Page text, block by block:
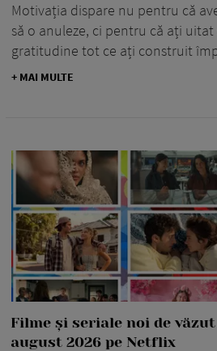
Motivația dispare nu pentru că
să o anuleze, ci pentru că ați
gratitudine tot ce ați construit
+ MAI MULTE
Filme și seriale noi de
august 2026 pe Netflix